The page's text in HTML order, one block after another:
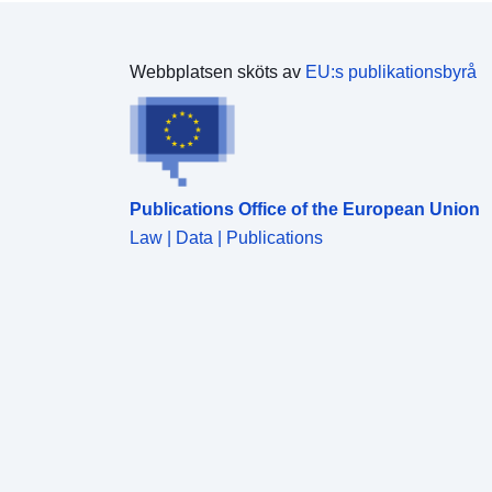
Webbplatsen sköts av EU:s publikationsbyrå
Publications Office of the European Union
Law | Data | Publications